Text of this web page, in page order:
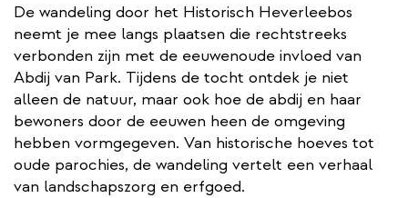
De wandeling door het Historisch Heverleebos
neemt je mee langs plaatsen die rechtstreeks
verbonden zijn met de eeuwenoude invloed van
Abdij van Park. Tijdens de tocht ontdek je niet
alleen de natuur, maar ook hoe de abdij en haar
bewoners door de eeuwen heen de omgeving
hebben vormgegeven. Van historische hoeves tot
oude parochies, de wandeling vertelt een verhaal
van landschapszorg en erfgoed.